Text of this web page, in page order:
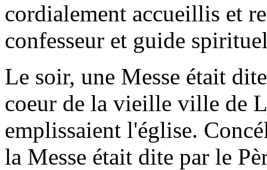
cordialement accueillis et
confesseur et guide
Le soir, une Messe était
coeur de la vieille ville de
emplissaient l'église.
la Messe était dite par le